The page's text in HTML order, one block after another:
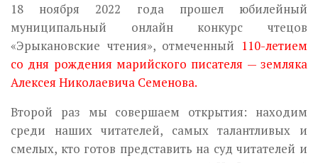
18 ноября 2022 года прошел юбилейный
муниципальный онлайн конкурс чтецов
«Эрыкановские чтения», отмеченный 110-летием
со дня рождения марийского писателя — земляка
Алексея Николаевича Семенова.
Второй раз мы совершаем открытия: находим
среди наших читателей, самых талантливых и
смелых, кто готов представить на суд читателей и